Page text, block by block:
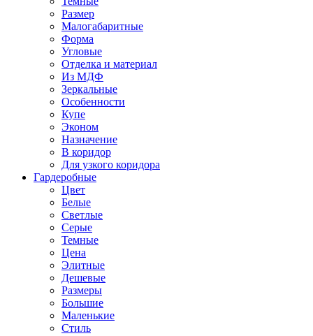
Размер
Малогабаритные
Форма
Угловые
Отделка и материал
Из МДФ
Зеркальные
Особенности
Купе
Эконом
Назначение
В коридор
Для узкого коридора
Гардеробные
Цвет
Белые
Светлые
Серые
Темные
Цена
Элитные
Дешевые
Размеры
Большие
Маленькие
Стиль